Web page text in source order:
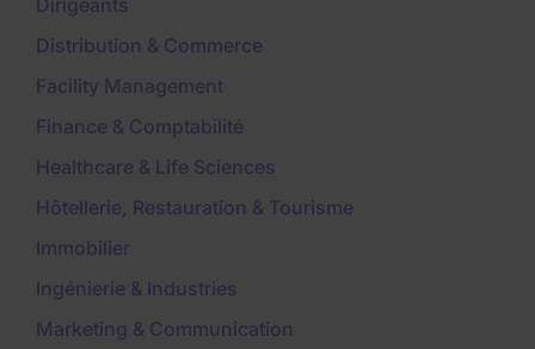
Dirigeants
Distribution & Commerce
Facility Management
Finance & Comptabilité
Healthcare & Life Sciences
Hôtellerie, Restauration & Tourisme
Immobilier
Ingénierie & Industries
Marketing & Communication